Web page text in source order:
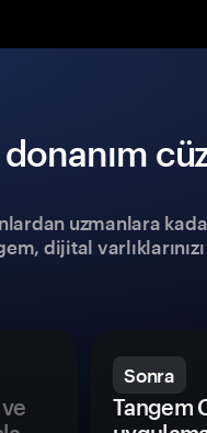
uzmanlara
dijital
ve
Sonra
Tangem